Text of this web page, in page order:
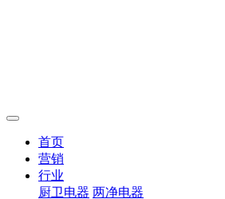
首页(current)
营销
行业
厨卫电器 两净电器